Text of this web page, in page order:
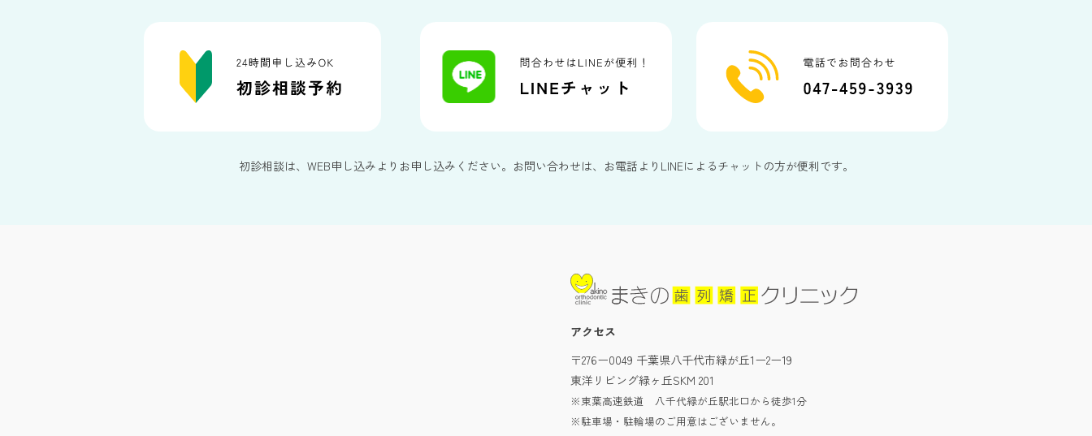
初診相談は、WEB申し込みよりお申し込みください。お問い合わせは、お電話よりLINEによるチャットの方が便利です。
アクセス
〒276ー0049 千葉県八千代市緑が丘1ー2ー19
東洋リビング緑ヶ丘SKM 201
※東葉高速鉄道 八千代緑が丘駅北口から徒歩1分
※駐車場・駐輪場のご用意はございません。